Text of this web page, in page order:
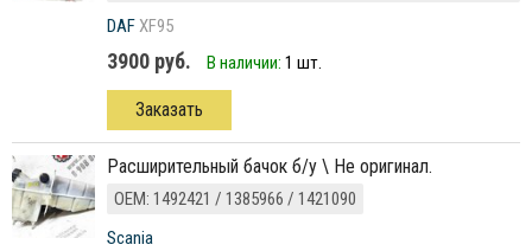
DAFXF95
3900 руб. В наличии: 1 шт.
Заказать
расширительный бачок б/у \ Не оригинал.
ОЕМ: 1492421 / 1385966 / 1421090
Scania